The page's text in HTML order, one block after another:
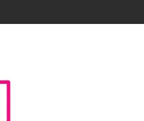
สร้างโอกาสการจ้างงานอย่างเท่าเทีย